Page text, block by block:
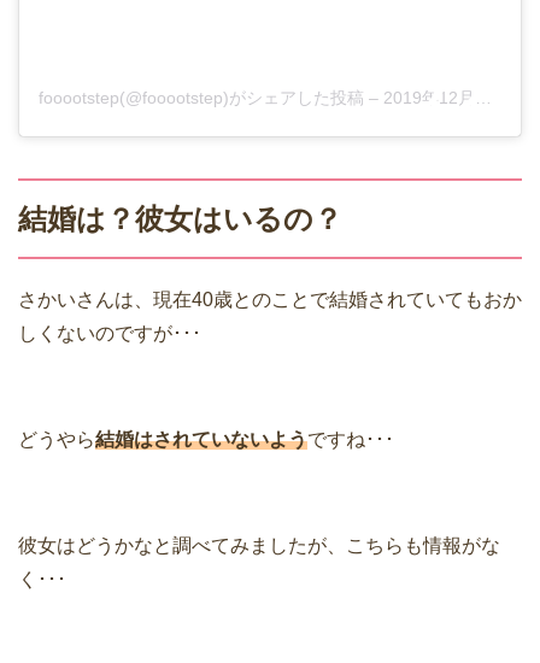
fooootstep(@fooootstep)がシェアした投稿 – 2019年12月月4日午前2時37分PST
結婚は？彼女はいるの？
さかいさんは、現在40歳とのことで結婚されていてもおか
しくないのですが･･･
どうやら結婚はされていないようですね･･･
彼女はどうかなと調べてみましたが、こちらも情報がな
く･･･